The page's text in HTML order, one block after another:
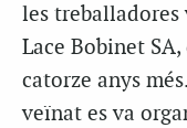
les treballadores
Lace Bobinet
catorze anys
veïnat es va